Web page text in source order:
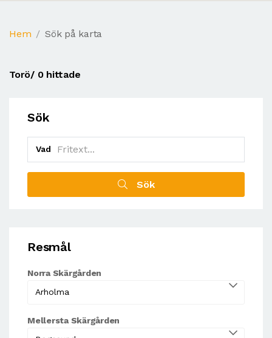
Hem Sök på karta
Sök
Vad
Sök
Resmål
Norra Skärgården
Mellersta Skärgården
Torö/ 0 hittade